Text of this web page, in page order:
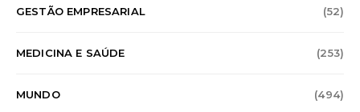
GESTÃO EMPRESARIAL (52)
MEDICINA E SAÚDE (253)
MUNDO (494)